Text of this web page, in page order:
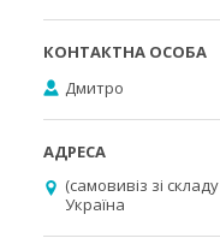
Дмитро
(самовивіз зі
Україна